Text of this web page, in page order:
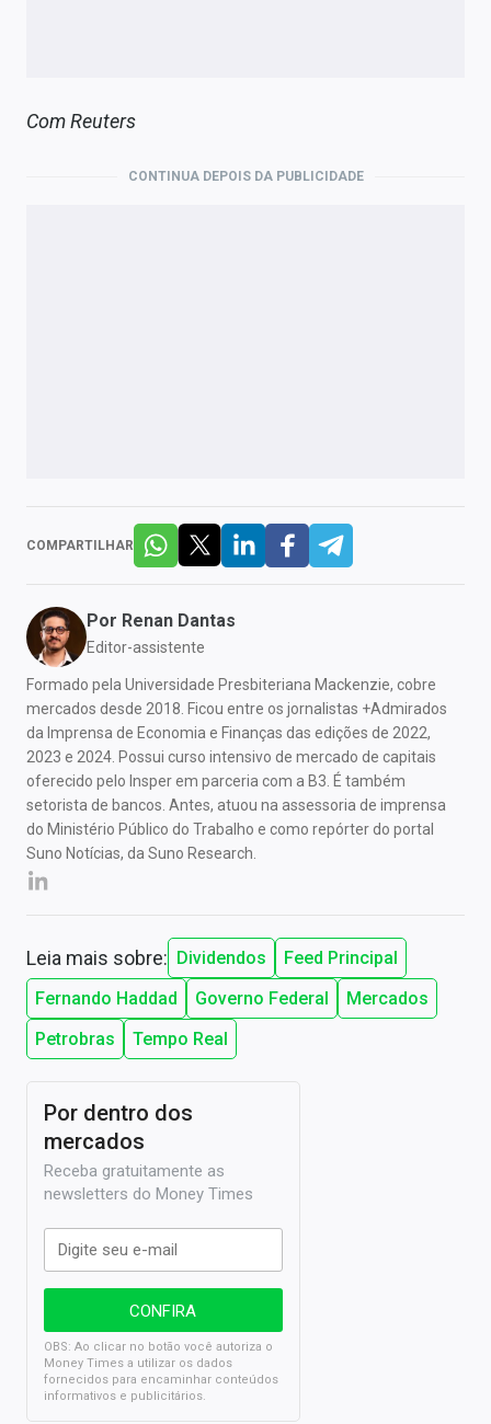
Com Reuters
CONTINUA DEPOIS DA PUBLICIDADE
COMPARTILHAR
Por Renan Dantas
Editor-assistente
Formado pela Universidade Presbiteriana Mackenzie, cobre
mercados desde 2018. Ficou entre os jornalistas +Admirados
da Imprensa de Economia e Finanças das edições de 2022,
2023 e 2024. Possui curso intensivo de mercado de capitais
oferecido pelo Insper em parceria com a B3. É também
setorista de bancos. Antes, atuou na assessoria de imprensa
do Ministério Público do Trabalho e como repórter do portal
Suno Notícias, da Suno Research.
Leia mais sobre: Dividendos
Feed Principal
Fernando Haddad
Governo Federal
Mercados
Petrobras
Tempo Real
Por dentro dos
mercados
Receba gratuitamente as
newsletters do Money Times
OBS: Ao clicar no botão você autoriza o
Money Times a utilizar os dados
fornecidos para encaminhar conteúdos
informativos e publicitários.